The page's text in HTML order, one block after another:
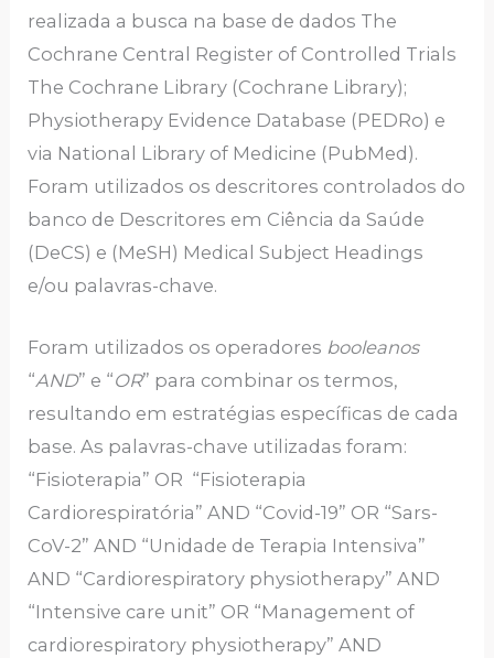
realizada a busca na base de dados The
Cochrane Central Register of Controlled Trials
The Cochrane Library (Cochrane Library);
Physiotherapy Evidence Database (PEDRo) e
via National Library of Medicine (PubMed).
Foram utilizados os descritores controlados do
banco de Descritores em Ciência da Saúde
(DeCS) e (MeSH) Medical Subject Headings
e/ou palavras-chave.
Foram utilizados os operadores booleanos
“AND” e “OR” para combinar os termos,
resultando em estratégias específicas de cada
base. As palavras-chave utilizadas foram:
“Fisioterapia” OR “Fisioterapia
Cardiorespiratória” AND “Covid-19” OR “Sars-
CoV-2” AND “Unidade de Terapia Intensiva”
AND “Cardiorespiratory physiotherapy” AND
“Intensive care unit” OR “Management of
cardiorespiratory physiotherapy” AND